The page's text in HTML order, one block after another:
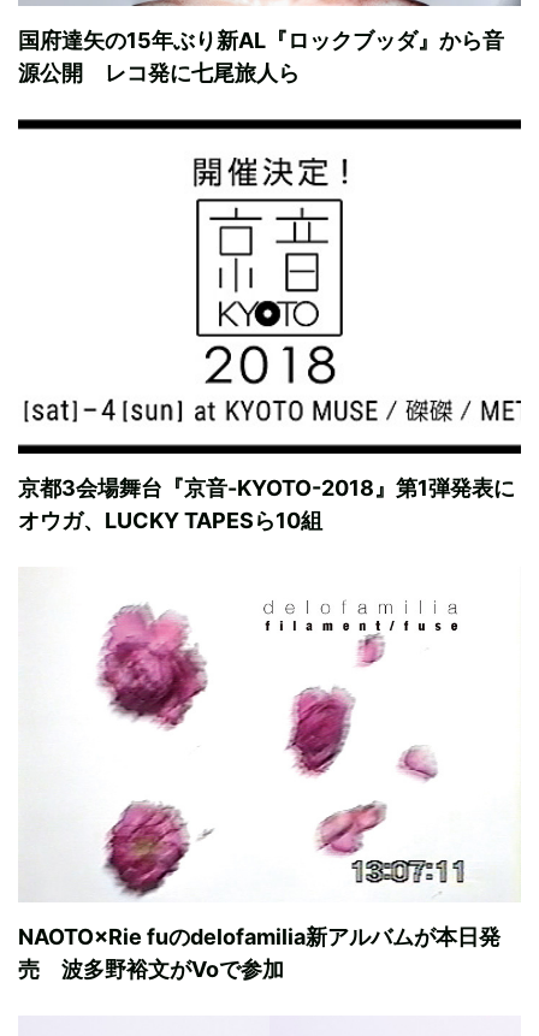
国府達矢の15年ぶり新AL『ロックブッダ』から音
源公開 レコ発に七尾旅人ら
京都3会場舞台『京音-KYOTO-2018』第1弾発表に
オウガ、LUCKY TAPESら10組
NAOTO×Rie fuのdelofamilia新アルバムが本日発
売 波多野裕文がVoで参加